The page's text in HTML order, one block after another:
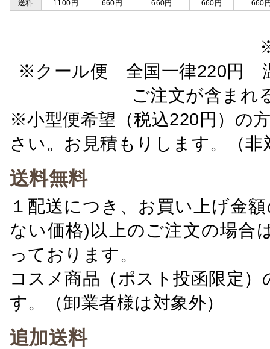
送料 1100円 660円 660円 660円 660
※クール便 全国一律220円
ご注文が含ま
※小型便希望（税込220円）の
さい。お見積もりします。（非
送料無料
１配送につき、お買い上げ金
ない価格)以上のご注文の場合
っております。
コスメ商品（ポスト投函限定
す。（卸業者様は対象外）
追加送料